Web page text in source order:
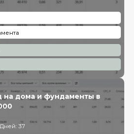
на дома и фундаменты в
37